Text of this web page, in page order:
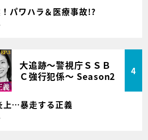
パワハラ＆医療事故!?
大追跡～警視庁ＳＳＢ
Ｃ強行犯係～ Season2
4
…暴走する正義